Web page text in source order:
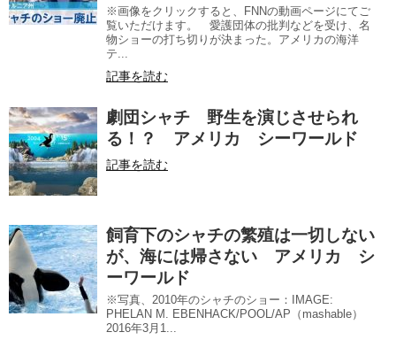
※画像をクリックすると、FNNの動画ページにてご
覧いただけます。 愛護団体の批判などを受け、名
物ショーの打ち切りが決まった。アメリカの海洋
テ...
記事を読む
劇団シャチ 野生を演じさせられ
る！？ アメリカ シーワールド
記事を読む
飼育下のシャチの繁殖は一切しない
が、海には帰さない アメリカ シ
ーワールド
※写真、2010年のシャチのショー：IMAGE:
PHELAN M. EBENHACK/POOL/AP（mashable）
2016年3月1...